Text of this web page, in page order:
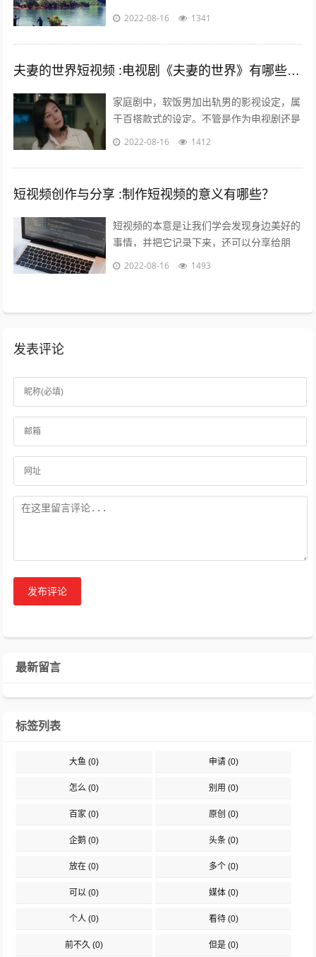
慢慢出现。二是历史悠久的中国农耕生活，
2022-08-16 1341
夫妻的世界短视频 :电视剧《夫妻的世界》有哪些槽点？
家庭剧中，软饭男加出轨男的影视设定，属
于百搭款式的设定。不管是作为电视剧还是
电影，长的短的都有讲不完的故事；也都能
2022-08-16 1412
短视频创作与分享 :制作短视频的意义有哪些？
短视频的本意是让我们学会发现身边美好的
事情，并把它记录下来，还可以分享给朋
友，制作短视频的意义在于让关心你的人了
2022-08-16 1493
发表评论
发布评论
最新留言
标签列表
大鱼 (0) 申请(0)
怎么 (0) 别用 (0)
百家 (0) 原创 (0)
企鹅 (0) 头条(0)
放在 (0) 多个(0)
可以 (0) 媒体(0)
个人 (0) 看待(0)
前不久 (0) 但是(0)